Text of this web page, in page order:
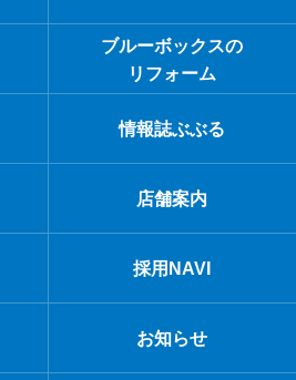
ブルーボックスの
リフォーム
情報誌ぶぶる
店舗案内
採用NAVI
お知らせ